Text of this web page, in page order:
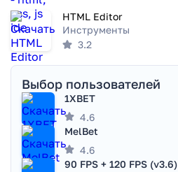
HTML Editor
Инструменты
3.2
Выбор пользователей
1XBET
4.6
MelBet
4.6
90 FPS + 120 FPS (v3.6)